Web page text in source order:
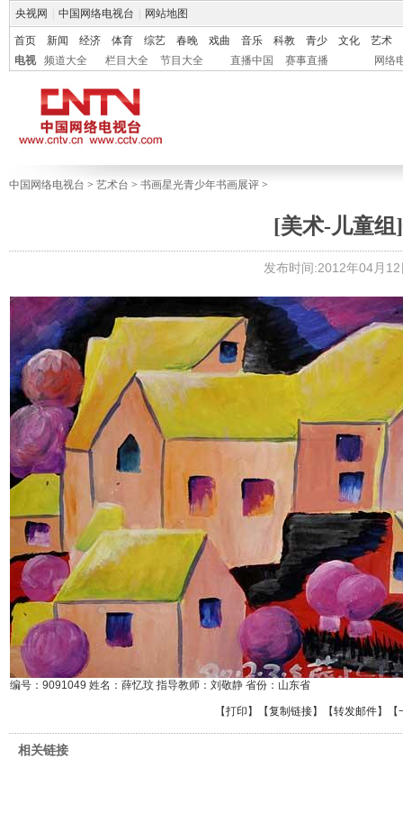
央视网 中国网络电视台 网站地图
首页 新闻 经济 体育 综艺 春晚 戏曲 音乐 科教 青少 文化
艺术
电视
频道大全 栏目大全 节目大全 直播中国 赛事直播 网络
中国网络电视台 > 艺术台 > 书画星光青少年书画展评 >
[美术-儿童组
发布时间:2012年04月
编号：9091049 姓名：薛忆玟 指导教师：刘敬静 省份：山东省
【打印 】【复制链接】【转发邮件】
相关链接